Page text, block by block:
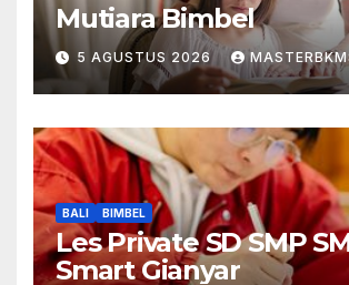
Mutiara Bimbel
5 AGUSTUS 2026
BALI BIMBEL
Les Private SD SMP
Smart Gianyar